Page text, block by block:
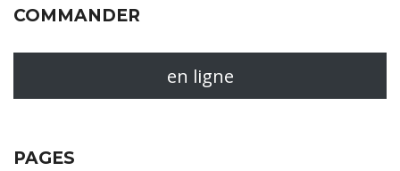
COMMANDER
en ligne
PAGES